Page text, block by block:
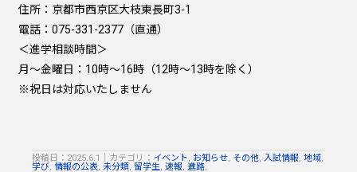
住所：京都市西京区大枝東長町3-1
電話：075-331-2377（直通）
＜進学相談時間＞
月～金曜日：10時～16時（12時～13時を除く）
※祝日は対応いたしません
投稿日：2025.6.1 カテゴリ： イベント, お知らせ, その他, 入試情報, 地域,
学び, 情報の公表, 未分類, 留学生, 速報, 進路,